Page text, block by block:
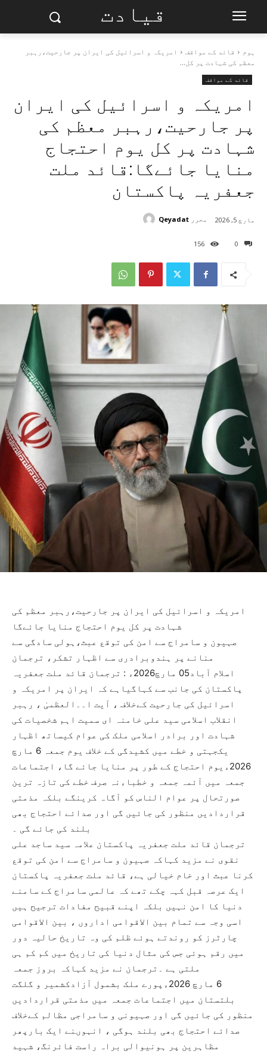
قیادت
ہوم قائد کے مواقف
امریکہ و اسرائیل کی ایران پر جارحیت،رہبر
معظم کی شہادت پر کل...
قائد کے مواقف
امریکہ و اسرائیل کی ایران
پر جارحیت،رہبر معظم کی
شہادت پر کل یوم احتجاج
منایا جائےگا:قائد ملت
جعفریہ پاکستان
0
156
مارچ 5, 2026 محرر Qeyadat
امریکہ و اسرائیل کی ایران پر جارحیت،رہبر معظم کی
شہادت پر کل یوم احتجاج منایا جائےگا
صہیون و سامراج سے امن کی توقع عبث،ہولی سادگی سے
منانے پر ہندوبرادری سے اظہار تشکر، ترجمان
اسلام آباد05 مارچ2026ء : ترجمان قائد ملت جعفریہ
پاکستان کی جانب سے کہاگیاہے کہ ایران پر امریکہ و
اسرائیل کی جارحیت کےخلاف ، آیت ا۔۔العظمیٰ ، رہبر
انقلاب اسلامی سید علی خامنہ ای سمیت اہم شخصیات کی
شہادت اور برادر اسلامی ملک کی عوام کیساتھ اظہار
یکجہتی و خطے میں کشیدگی کے خلاف یوم جمعہ 6 مارچ
2026ءیوم احتجاج کے طور پر منایا جائے گا، اجتماعات
جمعہ میں آئمہ جمعہ و خطباءنہ صرف خطے کی تازہ ترین
صورتحال پر عوام الناس کو آگاہ کرینگے بلکہ مذمتی
قراردادیں منظور کی جائیں گی اور صدائے احتجاج بھی
بلند کی جائے گی ۔
ترجمان قائد ملت جعفریہ پاکستان علامہ سید ساجد علی
نقوی نے مزید کہاکہ صہیون و سامراج سے امن کی توقع
کرنا عبث اور خام خیالی ہے، قائد ملت جعفریہ پاکستان
ایک عرصہ قبل کہہ چکے تھے کہ عالمی سامراج کے سامنے
دنیا کا امن نہیں بلکہ اپنے قبیح مفادات ترجیح ہیں
اسی وجہ سے تمام بین الاقوامی اداروں ، بین الاقوامی
چارٹرز کو روندتے ہوئے ظلم کی وہ تاریخ حالیہ دور
میں رقم ہوئی جس کی مثال دنیا کی تاریخ میں کم کم ہی
ملتی ہے ۔ترجمان نے مزید کہاکہ بروز جمعہ
6 مارچ 2026ءپورے ملک بشمول آزادکشمیر و گلگت
بلتستان میں اجتماعات جمعہ میں مذمتی قراردادیں
منظور کی جائیں گی اور صہیونی و سامراجی مظالم کےخلاف
صدائے احتجاج بھی بلند ہوگی ، انہوںنے ایک بارپھر
مظاہرین پر ہونیوالی براہ راست فائرنگ، شہید